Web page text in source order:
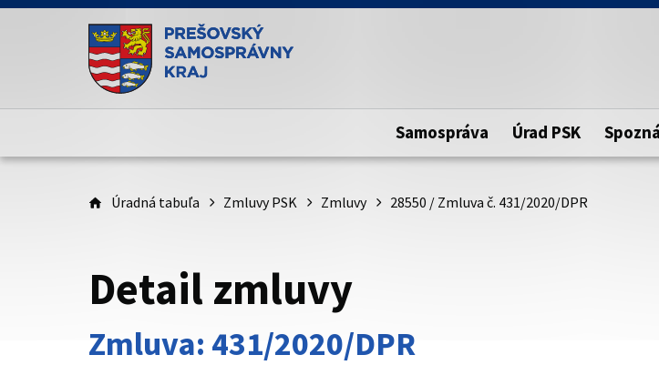
Doména psk.sk je oficiálna
Toto je oficiálna webová stránka Prešovského samosprávneho kraja.
Samospráva Úrad PSK
Úradná tabuľa Zmluvy PSK Zmluvy 28550 / Zmluva č. 431/2020/DPR
Detail zmluvy
Zmluva: 431/2020/DPR